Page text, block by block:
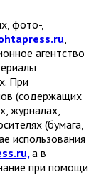
фото-,
,
агентство
При
(содержащих
журналах,
(бумага,
использования
а в
при помощи